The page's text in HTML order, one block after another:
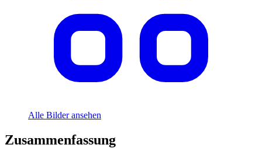
Alle Bilder ansehen
Zusammenfassung